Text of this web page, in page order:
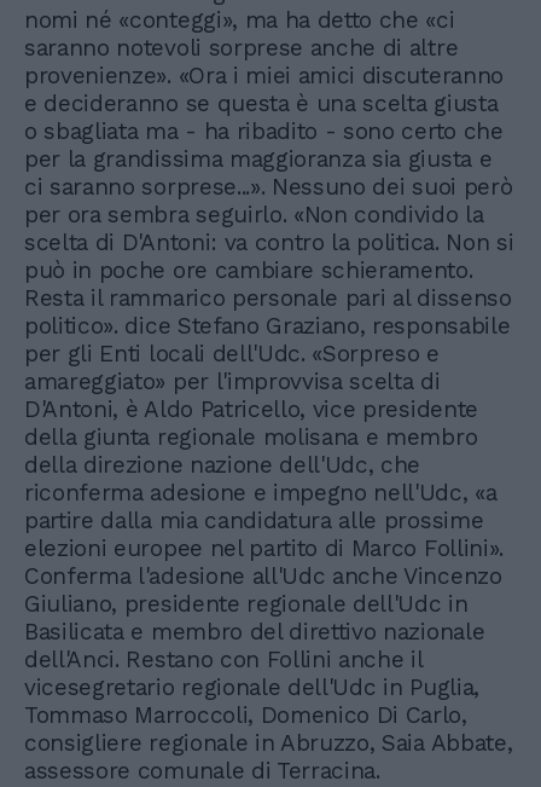
nomi né «conteggi», ma ha detto che «ci
saranno notevoli sorprese anche di altre
provenienze». «Ora i miei amici discuteranno
e decideranno se questa è una scelta giusta
o sbagliata ma - ha ribadito - sono certo che
per la grandissima maggioranza sia giusta e
ci saranno sorprese...». Nessuno dei suoi però
per ora sembra seguirlo. «Non condivido la
scelta di D'Antoni: va contro la politica. Non si
può in poche ore cambiare schieramento.
Resta il rammarico personale pari al dissenso
politico». dice Stefano Graziano, responsabile
per gli Enti locali dell'Udc. «Sorpreso e
amareggiato» per l'improvvisa scelta di
D'Antoni, è Aldo Patricello, vice presidente
della giunta regionale molisana e membro
della direzione nazione dell'Udc, che
riconferma adesione e impegno nell'Udc, «a
partire dalla mia candidatura alle prossime
elezioni europee nel partito di Marco Follini».
Conferma l'adesione all'Udc anche Vincenzo
Giuliano, presidente regionale dell'Udc in
Basilicata e membro del direttivo nazionale
dell'Anci. Restano con Follini anche il
vicesegretario regionale dell'Udc in Puglia,
Tommaso Marroccoli, Domenico Di Carlo,
consigliere regionale in Abruzzo, Saia Abbate,
assessore comunale di Terracina.